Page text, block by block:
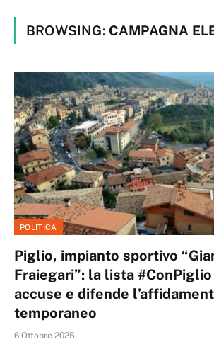
BROWSING: CAMPAGNA
POLITICA
Piglio, impianto sportivo
Fraiegari”: la lista
accuse e difende
temporaneo
6 Ottobre 2025